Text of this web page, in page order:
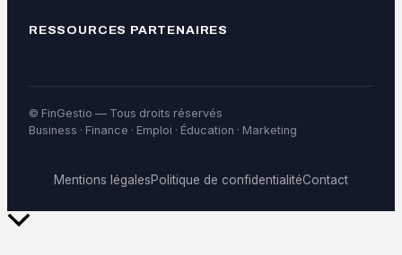
RESSOURCES PARTENAIRES
© FinGestio — Tous droits réservés
Business · Finance · Emploi · Éducation · Marketing
Mentions légalesPolitique de confidentialitéContact